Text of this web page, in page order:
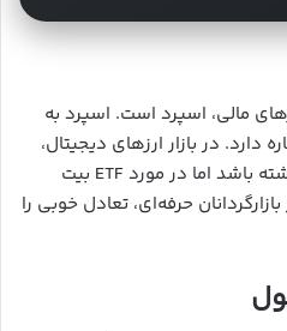
مالی، اسپرد است. اسپرد به
در بازار ارزهای دیجیتال،
اسپرد می‌تواند میزان زیادی داشته باشد اما در مورد ETF بیت
حرفه‌ای، تعادل خوبی را